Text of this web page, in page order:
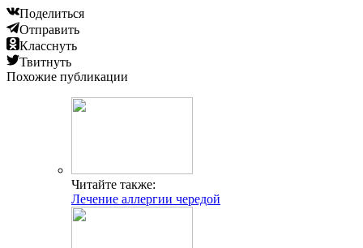
Поделиться
Отправить
Класснуть
Твитнуть
Похожие публикации
Читайте также:
Лечение аллергии чередой